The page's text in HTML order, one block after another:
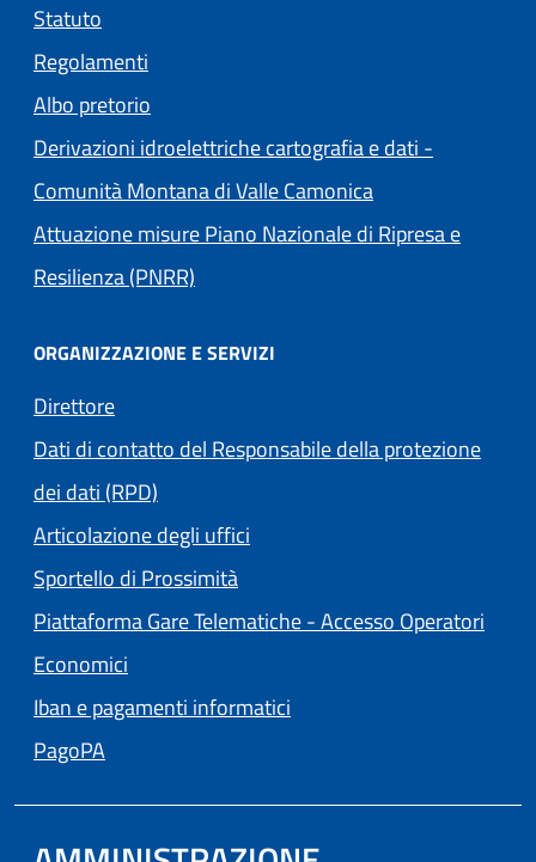
Statuto
Regolamenti
Albo pretorio
Derivazioni idroelettriche cartografia e dati -
Comunità Montana di Valle Camonica
Attuazione misure Piano Nazionale di Ripresa e
Resilienza (PNRR)
ORGANIZZAZIONE E SERVIZI
Direttore
Dati di contatto del Responsabile della protezione
dei dati (RPD)
Articolazione degli uffici
Sportello di Prossimità
Piattaforma Gare Telematiche - Accesso Operatori
Economici
Iban e pagamenti informatici
PagoPA